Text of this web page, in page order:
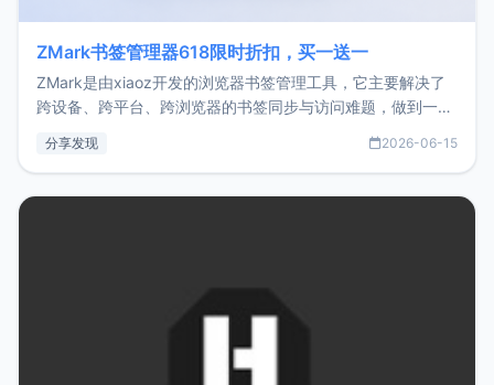
ZMark书签管理器618限时折扣，买一送一
ZMark是由xiaoz开发的浏览器书签管理工具，它主要解决了
跨设备、跨平台、跨浏览器的书签同步与访问难题，做到一处
用，让管理更高效。ZMark官网地址：
分享发现 2026-06-15